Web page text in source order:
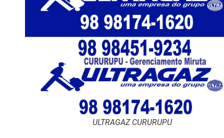
ULTRAGAZ CURURUPU